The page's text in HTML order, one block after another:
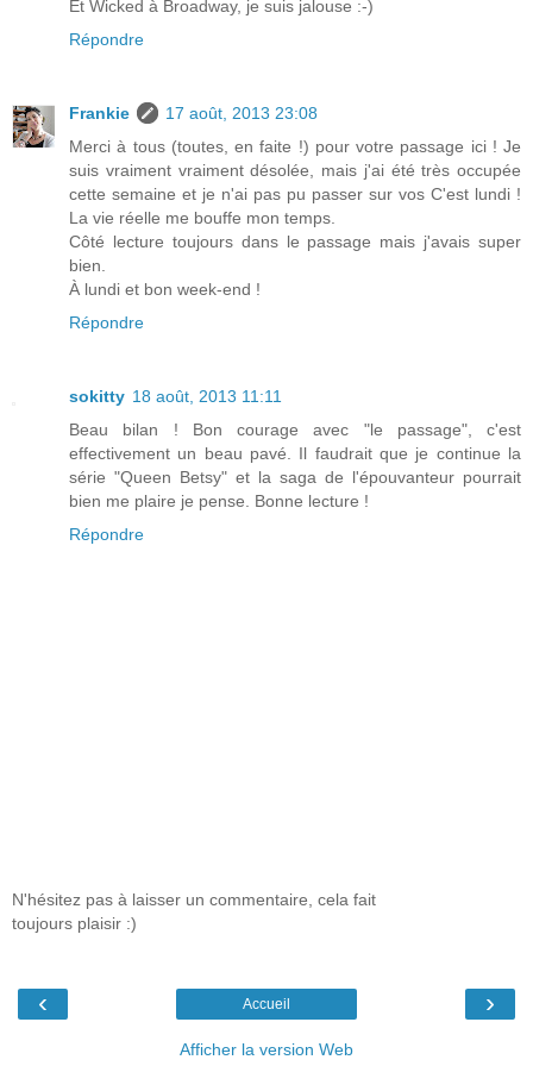
Et Wicked à Broadway, je suis jalouse :-)
Répondre
Frankie
17 août, 2013 23:08
Merci à tous (toutes, en faite !) pour votre passage ici ! Je
suis vraiment vraiment désolée, mais j'ai été très occupée
cette semaine et je n'ai pas pu passer sur vos C'est lundi !
La vie réelle me bouffe mon temps.
Côté lecture toujours dans le passage mais j'avais super
bien.
À lundi et bon week-end !
Répondre
sokitty 18 août, 2013 11:11
Beau bilan ! Bon courage avec "le passage", c'est
effectivement un beau pavé. Il faudrait que je continue la
série "Queen Betsy" et la saga de l'épouvanteur pourrait
bien me plaire je pense. Bonne lecture !
Répondre
N'hésitez pas à laisser un commentaire, cela fait
toujours plaisir :)
‹ ›
Accueil
Afficher la version Web